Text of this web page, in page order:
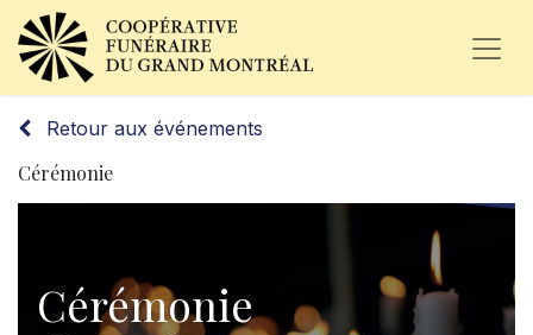
Retour aux événements
Cérémonie
Cérémonie